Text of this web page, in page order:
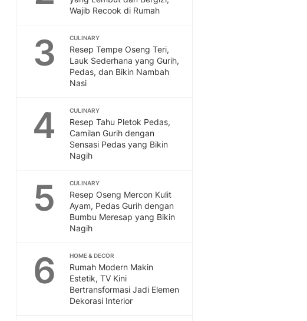
Wajib Recook di Rumah
3 CULINARY
Resep Tempe Oseng Teri,
Lauk Sederhana yang Gurih,
Pedas, dan Bikin Nambah
Nasi
4 CULINARY
Resep Tahu Pletok Pedas,
Camilan Gurih dengan
Sensasi Pedas yang Bikin
Nagih
5 CULINARY
Resep Oseng Mercon Kulit
Ayam, Pedas Gurih dengan
Bumbu Meresap yang Bikin
Nagih
6 HOME & DECOR
Rumah Modern Makin
Estetik, TV Kini
Bertransformasi Jadi Elemen
Dekorasi Interior